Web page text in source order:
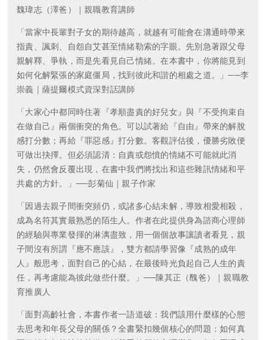
魏瑋志（澤爸）｜親職教育講師
「當家中長輩對子女的期待越高，就越有可能會在溝通時帶來
指責、諷刺、自怨自艾甚至情緒勒索的字眼。先別急著跟父母
親解釋、爭執，而是先看見自己情緒。在本書中，你將能見到
如何化解緊張的家庭僵局，找到彼此和諧的相處之道。」──李
崇義｜薩提爾模式資深對話講師
「大家心中都同時住著『孝順盡責的好兒女』與『不受拘束自
在做自己』兩個衝突的角色。可以試著給『自由』帶來的解脫
感打分數；再給『罪惡感』打分數。客觀評估後，優勝劣敗便
可做出抉擇。但必須認清：自責或怨憤的情緒不可能就此消
失，仍然會反覆出現，在書中我們將找出和這些雜訊情緒和平
共處的方針。」──彭菊仙｜親子作家
「因過去親子間衝突頻仍，或諸多心結未解，導致相愛相殺，
成為名符其實最熟悉的陌生人。作者在此提供身為諮商心理師
的經驗與專業發揮的淋漓盡致，用一個個故事讓讀者看見，親
子間沒有所謂『應不應該』，雙方都請學習像『成熟的成年
人』般思考，面對自己的心結，在最後時光負起自己人生的責
任，再考慮能為彼此做些什麼。」──陳其正（醜爸）｜親職教
育推廣人
「面對高齡社會，本書作者一語道破：我們該用什麼樣的心態
去思考和年長父母的關係？全書緊扣幾個核心的問題：如何真